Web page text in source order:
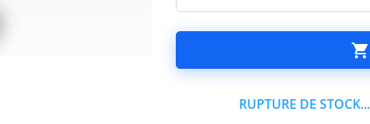

RUPTURE DE